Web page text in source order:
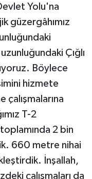
Yolu'na
güzergâhımız
Çığlı
Böylece
hizmete
çalışmalarına
T-2
2 bin
660 metre nihai
İnşallah,
çalışmaları da